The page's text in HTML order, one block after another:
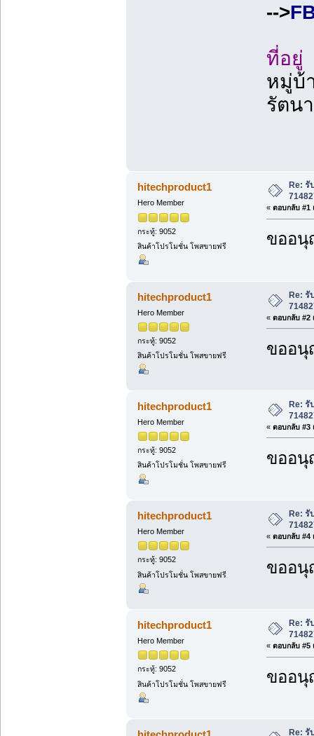
-->
ที่อยู่
หมู่บ้
รัตน
hitechproduct1
Hero Member
กระทู้: 9052
สินค้าโปรโมชั่น โพสขายฟรี
Re:
« ตอบกลับ #1
ขออนุ
hitechproduct1
Hero Member
กระทู้: 9052
สินค้าโปรโมชั่น โพสขายฟรี
Re: รั
« ตอบกลับ #2
ขออนุ
hitechproduct1
Hero Member
กระทู้: 9052
สินค้าโปรโมชั่น โพสขายฟรี
Re: รั
« ตอบกลับ #3
ขออนุ
hitechproduct1
Hero Member
กระทู้: 9052
สินค้าโปรโมชั่น โพสขายฟรี
Re:
« ตอบกลับ #4
ขออนุ
hitechproduct1
Hero Member
กระทู้: 9052
สินค้าโปรโมชั่น โพสขายฟรี
Re:
« ตอบกลับ #5
ขออนุ
Re: